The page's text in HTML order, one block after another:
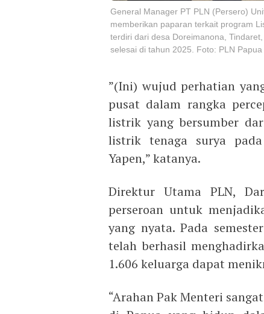
General Manager PT PLN (Persero)
memberikan paparan terkait program
terdiri dari desa Doreimanona,
selesai di tahun 2025. Foto: PLN Papua
”(Ini) wujud perhatian
pusat dalam rangka
listrik yang bersumber
listrik tenaga surya
Yapen,” katanya.
Direktur Utama PLN,
perseroan untuk
yang nyata. Pada
telah berhasil
1.606 keluarga dapat
“Arahan Pak Menteri